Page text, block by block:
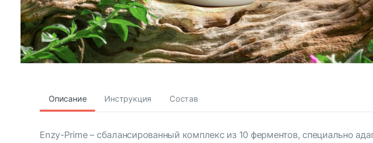
Описание Инструкция Состав
Enzy-Prime – сбалансированный комплекс из 10 ферментов, специально